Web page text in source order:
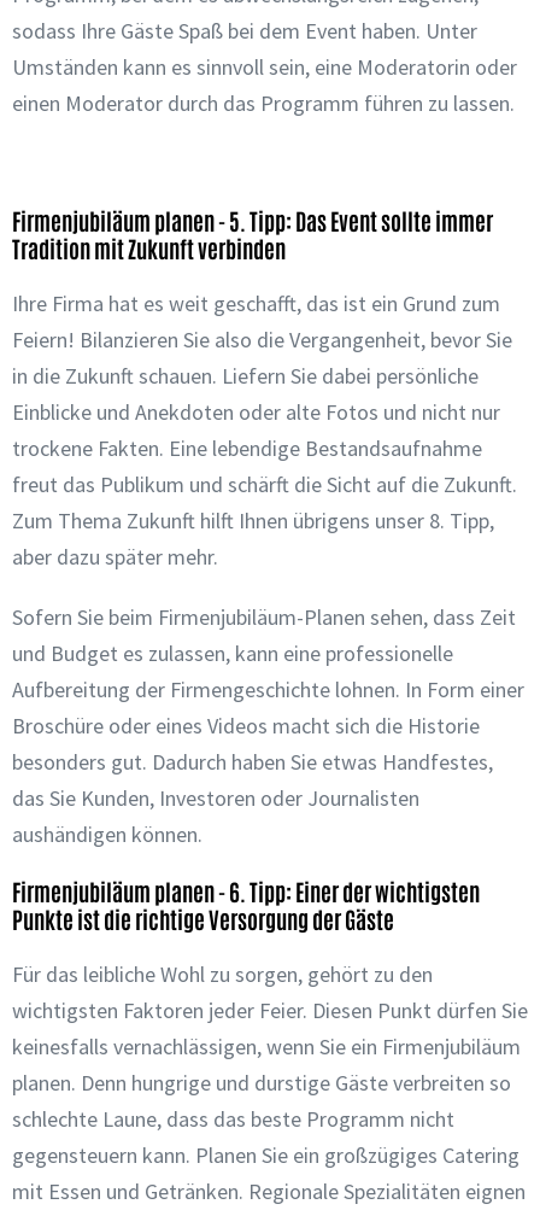
sodass Ihre Gäste Spaß bei dem Event haben. Unter
Umständen kann es sinnvoll sein, eine Moderatorin oder
einen Moderator durch das Programm führen zu lassen.
Firmenjubiläum planen - 5. Tipp: Das Event sollte immer
Tradition mit Zukunft verbinden
Ihre Firma hat es weit geschafft, das ist ein Grund zum
Feiern! Bilanzieren Sie also die Vergangenheit, bevor Sie
in die Zukunft schauen. Liefern Sie dabei persönliche
Einblicke und Anekdoten oder alte Fotos und nicht nur
trockene Fakten. Eine lebendige Bestandsaufnahme
freut das Publikum und schärft die Sicht auf die Zukunft.
Zum Thema Zukunft hilft Ihnen übrigens unser 8. Tipp,
aber dazu später mehr.
Sofern Sie beim Firmenjubiläum-Planen sehen, dass Zeit
und Budget es zulassen, kann eine professionelle
Aufbereitung der Firmengeschichte lohnen. In Form einer
Broschüre oder eines Videos macht sich die Historie
besonders gut. Dadurch haben Sie etwas Handfestes,
das Sie Kunden, Investoren oder Journalisten
aushändigen können.
Firmenjubiläum planen - 6. Tipp: Einer der wichtigsten
Punkte ist die richtige Versorgung der Gäste
Für das leibliche Wohl zu sorgen, gehört zu den
wichtigsten Faktoren jeder Feier. Diesen Punkt dürfen Sie
keinesfalls vernachlässigen, wenn Sie ein Firmenjubiläum
planen. Denn hungrige und durstige Gäste verbreiten so
schlechte Laune, dass das beste Programm nicht
gegensteuern kann. Planen Sie ein großzügiges Catering
mit Essen und Getränken. Regionale Spezialitäten eignen